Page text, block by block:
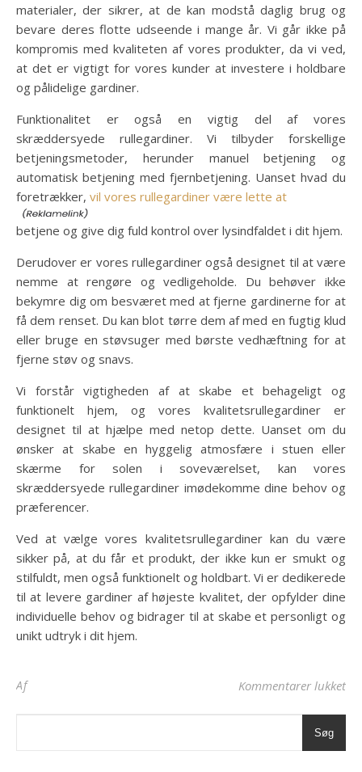
materialer, der sikrer, at de kan modstå daglig brug og
bevare deres flotte udseende i mange år. Vi går ikke på
kompromis med kvaliteten af vores produkter, da vi ved,
at det er vigtigt for vores kunder at investere i holdbare
og pålidelige gardiner.
Funktionalitet er også en vigtig del af vores
skræddersyede rullegardiner. Vi tilbyder forskellige
betjeningsmetoder, herunder manuel betjening og
automatisk betjening med fjernbetjening. Uanset hvad du
foretrækker, vil vores rullegardiner være lette at
betjene og give dig fuld kontrol over lysindfaldet i dit hjem.
Derudover er vores rullegardiner også designet til at være
nemme at rengøre og vedligeholde. Du behøver ikke
bekymre dig om besværet med at fjerne gardinerne for at
få dem renset. Du kan blot tørre dem af med en fugtig klud
eller bruge en støvsuger med børste vedhæftning for at
fjerne støv og snavs.
Vi forstår vigtigheden af at skabe et behageligt og
funktionelt hjem, og vores kvalitetsrullegardiner er
designet til at hjælpe med netop dette. Uanset om du
ønsker at skabe en hyggelig atmosfære i stuen eller
skærme for solen i soveværelset, kan vores
skræddersyede rullegardiner imødekomme dine behov og
præferencer.
Ved at vælge vores kvalitetsrullegardiner kan du være
sikker på, at du får et produkt, der ikke kun er smukt og
stilfuldt, men også funktionelt og holdbart. Vi er dedikerede
til at levere gardiner af højeste kvalitet, der opfylder dine
individuelle behov og bidrager til at skabe et personligt og
unikt udtryk i dit hjem.
Af Kommentarer lukkettil
Søg